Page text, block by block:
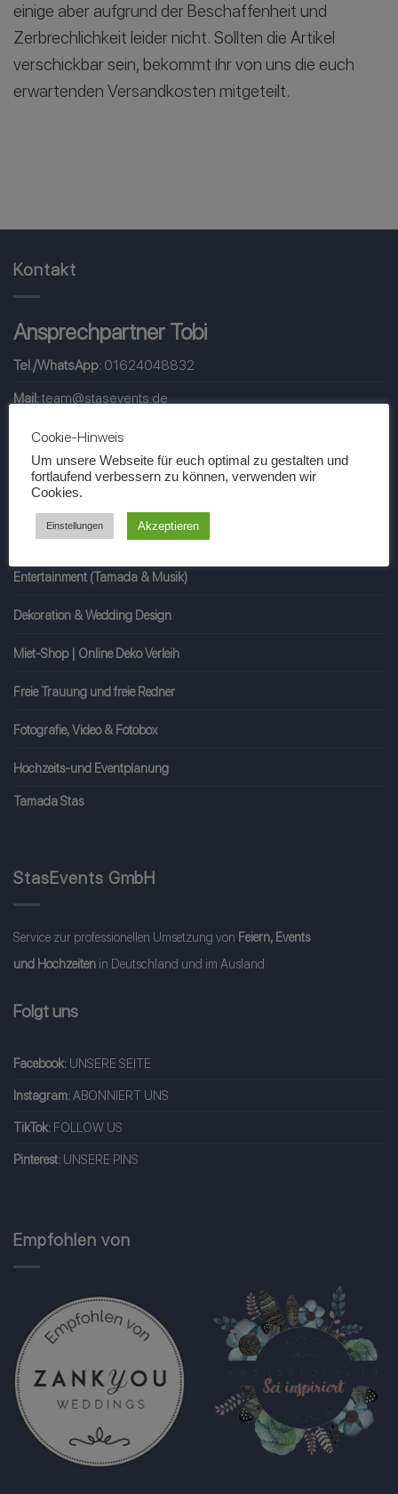
einige aber aufgrund der Beschaffenheit und
Zerbrechlichkeit leider nicht. Sollten die Artikel
verschickbar sein, bekommt ihr von uns die euch
erwartenden Versandkosten mitgeteilt.
Kontakt
Ansprechpartner Tobi
Tel./WhatsApp: 01624048832
Mail:team@stasevents.de
Erreichbarkeit:09 - 22 Uhr
#Wir
Entertainment (Tamada & Musik)
Dekoration & Wedding Design
Miet-Shop | Online Deko Verleih
Freie Trauung und freie Redner
Fotografie, Video & Fotobox
Hochzeits-und Eventplanung
Tamada Stas
StasEvents GmbH
Service zur professionellen Umsetzung von Feiern, Events
und Hochzeiten in Deutschland und im Ausland.
Folgt uns
Facebook: UNSERE SEITE
Instagram:ABONNIERT UNS
TikTok: FOLLOW US
Pinterest: UNSERE PINS
Empfohlen von
Cookie-Hinweis
Um unsere Webseite für euch optimal zu gestalten und
fortlaufend verbessern zu können, verwenden wir
Cookies.
Einstellungen Akzeptieren